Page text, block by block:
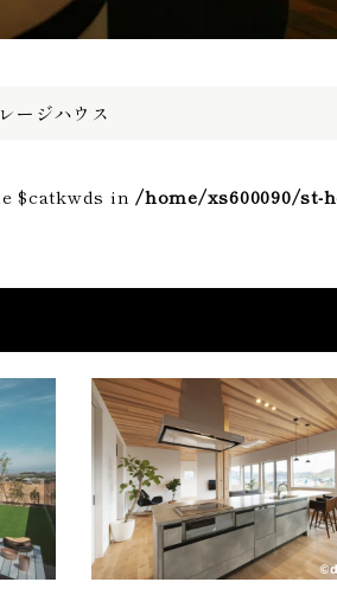
ージハウス
$catkwds in /home/xs600090/